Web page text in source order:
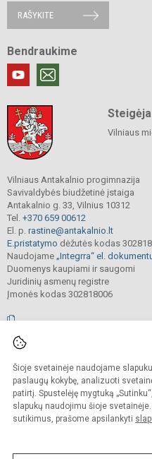
Šioje svetainėje naudojame
paslaugų kokybę, analizuoti
patirtį. Spustelėję mygtuką
slapukų naudojimu šioje
sutikimus, prašome apsilankyti
RAŠYKITE
Bendraukime
Vilniaus
Vilniaus Antakalnio progimnazija
Savivaldybės biudžetinė įstaiga
Antakalnio g. 33, Vilnius 10312
Tel. +370 659 00612
El. p. rastine@antakalnio.lt
E.pristatymo dėžutės kodas
Naudojame „Integrra“ el.
Duomenys kaupiami ir saugomi
Juridinių asmenų registre
Įmonės kodas 302818006
Kopijuoti, cituoti ar kitaip
mokyklos vadovų
Prieinamumo
Sumanus būdas atnaujinti